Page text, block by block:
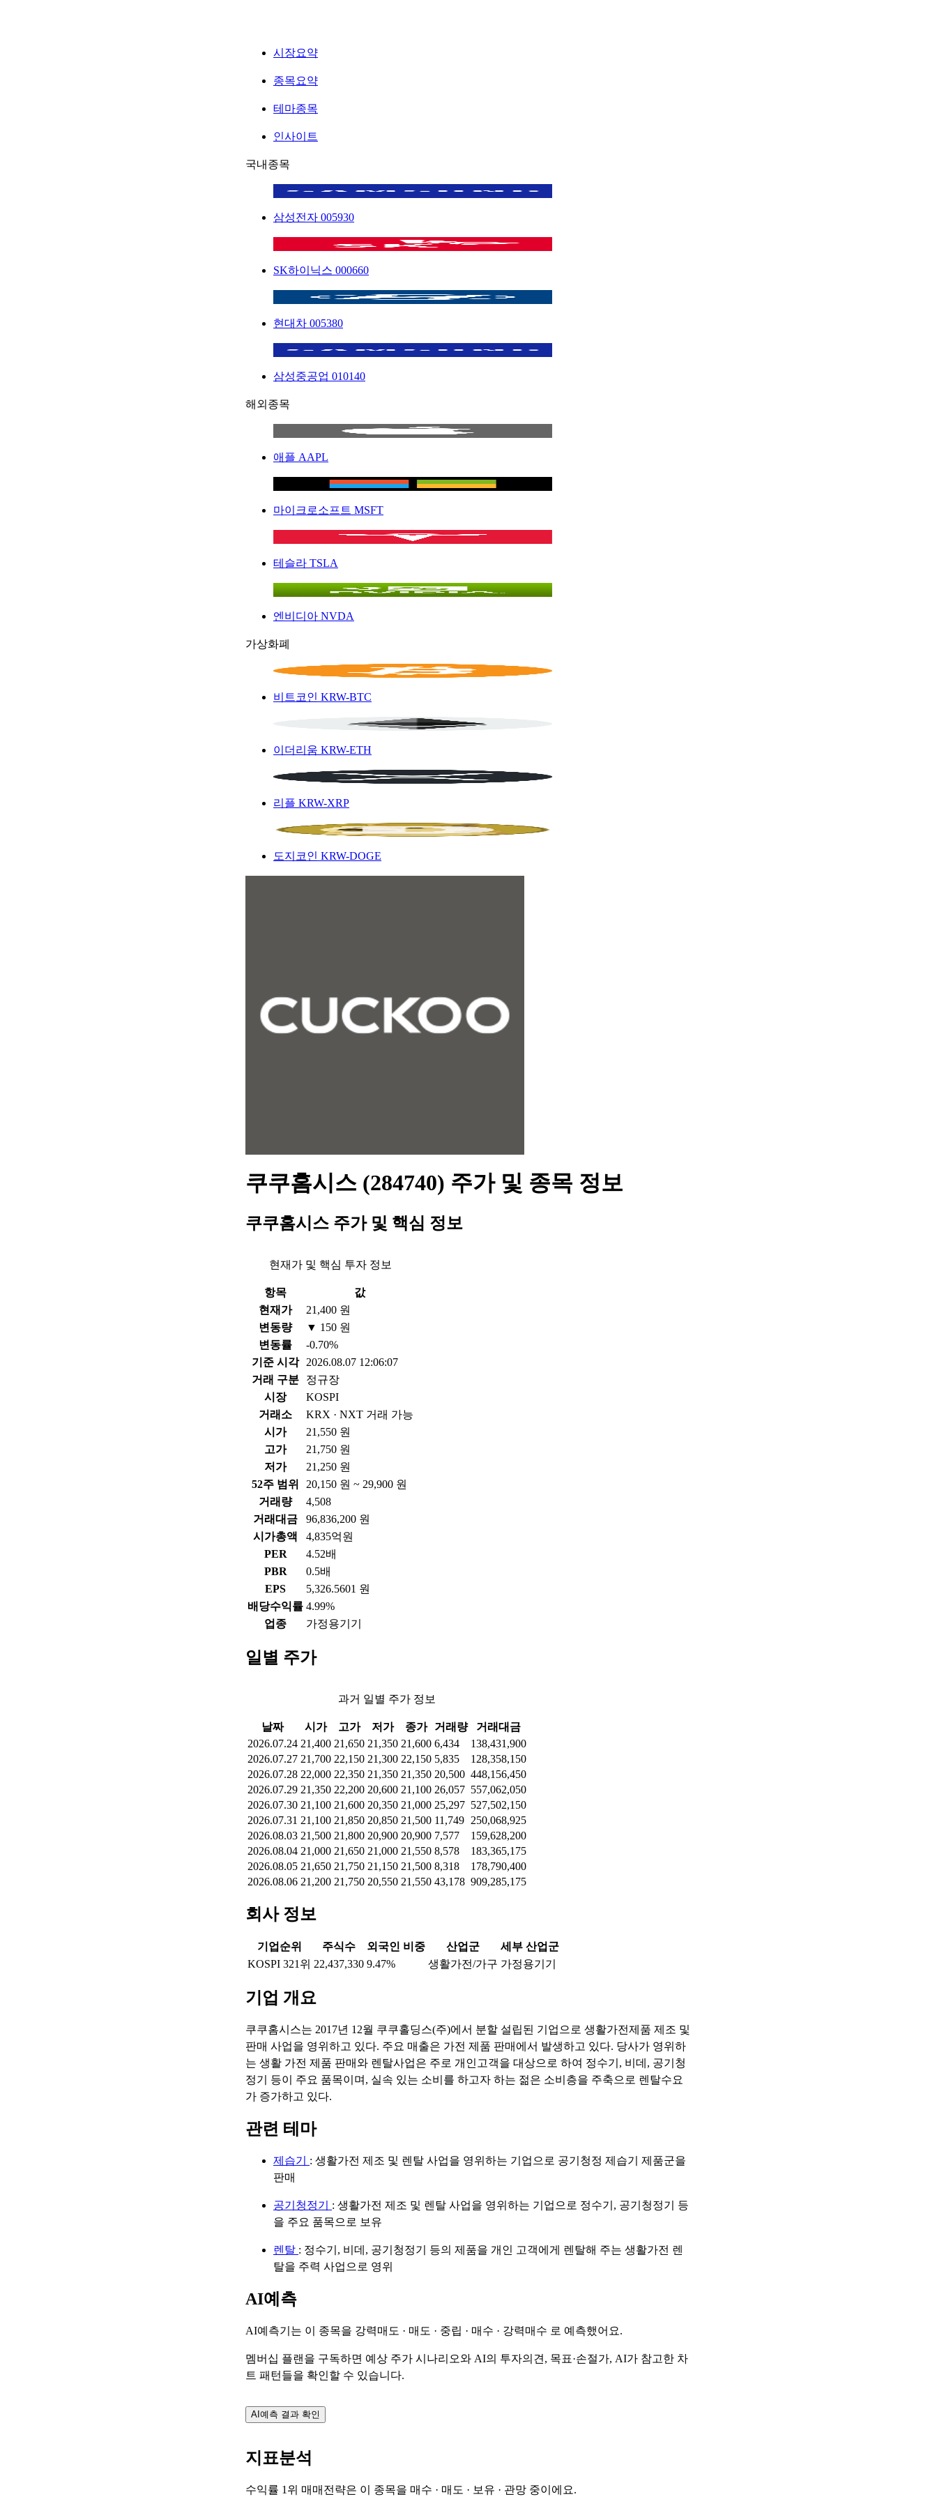
시장요약
종목요약
테마종목
인사이트
국내종목
삼성전자 005930
SK하이닉스 000660
현대차 005380
삼성중공업 010140
해외종목
애플 AAPL
마이크로소프트 MSFT
테슬라 TSLA
엔비디아 NVDA
가상화폐
비트코인 KRW-BTC
이더리움 KRW-ETH
리플 KRW-XRP
도지코인 KRW-DOGE
쿠쿠홈시스 (284740) 주가 및 종목 정보
쿠쿠홈시스 주가 및 핵심 정보
현재가 및 핵심 투자 정보
항목
값
현재가
21,400 원
변동량
▼ 150 원
변동률
-0.70%
기준 시각
2026.08.07 12:06:07
거래 구분
정규장
시장
KOSPI
거래소
KRX · NXT 거래 가능
시가
21,550 원
고가
21,750 원
저가
21,250 원
52주 범위
20,150 원 ~ 29,900 원
거래량
4,508
거래대금
96,836,200 원
시가총액
4,835억원
PER
4.52배
PBR
0.5배
EPS
5,326.5601 원
배당수익률 4.99%
업종
가정용기기
일별 주가
과거 일별 주가 정보
날짜 시가 고가 저가 종가 거래량
거래대금
2026.07.24 21,400 21,650 21,350 21,600 6,434
138,431,900
2026.07.27 21,700 22,150 21,300 22,150 5,835
128,358,150
2026.07.28 22,000 22,350 21,350 21,350 20,500 448,156,450
2026.07.29 21,350 22,200 20,600 21,100 26,057 557,062,050
2026.07.30 21,100 21,600 20,350 21,000 25,297 527,502,150
2026.07.31 21,100 21,850 20,850 21,500 11,749 250,068,925
2026.08.03 21,500 21,800 20,900 20,900 7,577
159,628,200
2026.08.04 21,000 21,650 21,000 21,550 8,578
183,365,175
2026.08.05 21,650 21,750 21,150 21,500 8,318
178,790,400
2026.08.06 21,200 21,750 20,550 21,550 43,178 909,285,175
회사 정보
기업순위 주식수 외국인 비중 산업군
세부 산업군
KOSPI 321위 22,437,330 9.47% 생활가전/가구 가정용기기
기업 개요
쿠쿠홈시스는 2017년 12월 쿠쿠홀딩스(주)에서 분할 설립된 기업으로 생활가전제품 제조 및
판매 사업을 영위하고 있다. 주요 매출은 가전 제품 판매에서 발생하고 있다. 당사가 영위하
는 생활 가전 제품 판매와 렌탈사업은 주로 개인고객을 대상으로 하여 정수기, 비데, 공기청
정기 등이 주요 품목이며, 실속 있는 소비를 하고자 하는 젊은 소비층을 주축으로 렌탈수요
가 증가하고 있다.
관련 테마
제습기 : 생활가전 제조 및 렌탈 사업을 영위하는 기업으로 공기청정 제습기 제품군을
판매
공기청정기 : 생활가전 제조 및 렌탈 사업을 영위하는 기업으로 정수기, 공기청정기 등
을 주요 품목으로 보유
렌탈 : 정수기, 비데, 공기청정기 등의 제품을 개인 고객에게 렌탈해 주는 생활가전 렌
탈을 주력 사업으로 영위
AI예측
AI예측기는 이 종목을 강력매도 · 매도 · 중립 · 매수 · 강력매수 로 예측했어요.
멤버십 플랜을 구독하면 예상 주가 시나리오와 AI의 투자의견, 목표·손절가, AI가 참고한 차
트 패턴들을 확인할 수 있습니다.
AI예측 결과 확인
지표분석
수익률 1위 매매전략은 이 종목을 매수 · 매도 · 보유 · 관망 중이에요.